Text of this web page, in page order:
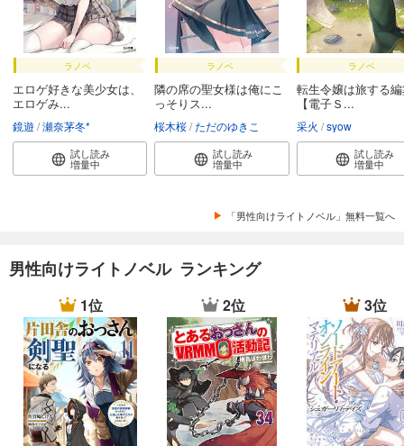
ラノベ
エロゲ好きな美少女は、
エロゲみ...
鏡遊 瀬奈茅冬*
試し読み
増量中
ラノベ
隣の席の聖女様は俺にこ
っそりス...
桜木桜 ただのゆきこ
試し読み
増量中
ラノベ
転生令嬢は旅する
【電子Ｓ...
采火 syow
試し読み
増量中
「男性向けライトノベル」無料一覧へ
男性向けライトノベル ランキング
1位 2位 3位